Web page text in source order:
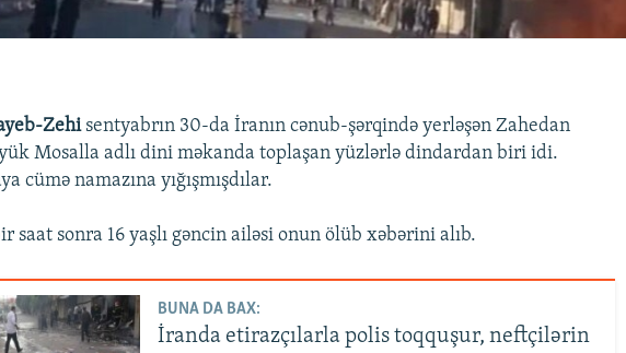
Zehisentyabrın 30-da İranın cənub-şərqində yerləşən Zahedan
Mosalla adlı dini məkanda toplaşan yüzlərlə dindardan biri idi.
cümə namazına yığışmışdılar.
saat sonra 16 yaşlı gəncin ailəsi onun ölüb xəbərini alıb.
BUNA DA BAX:
İranda etirazçılarla polis toqquşur, neftçilərin